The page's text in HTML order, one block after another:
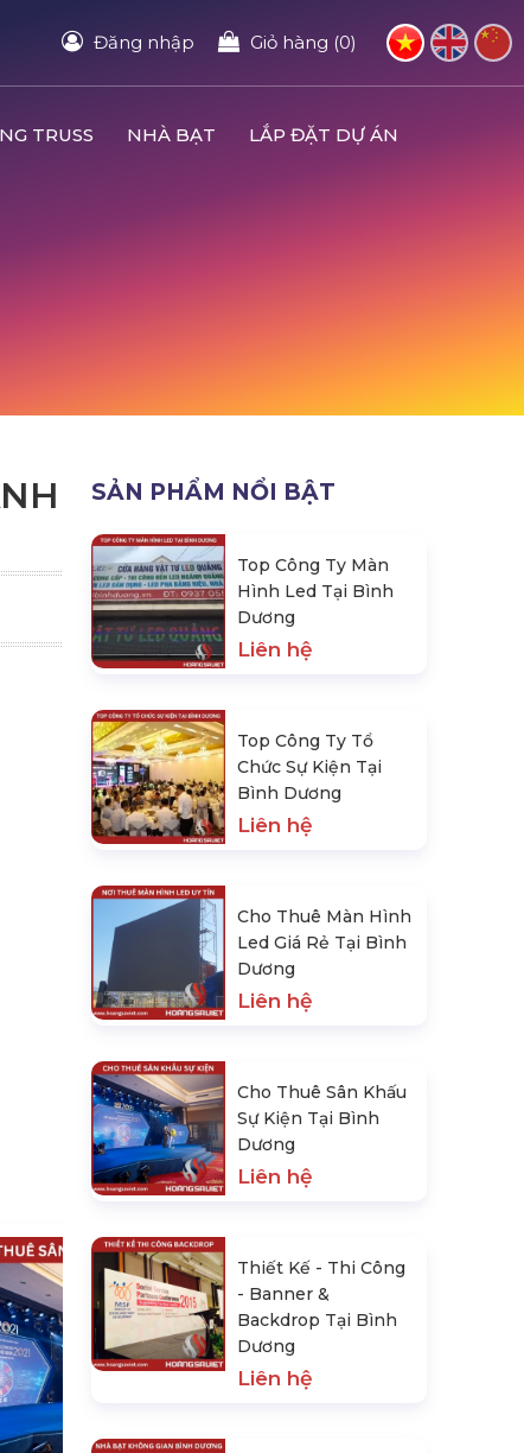
Đăng nhập Giỏ hàng (0)
TRUSS NHÀ BẠT
LẮP ĐẶT DỰ ÁN
SẢN PHẨM NỔI BẬT
Top Công Ty Màn
Hình Led Tại Bình
Dương
Liên hệ
Top Công Ty Tổ
Chức Sự Kiện Tại
Bình Dương
Liên hệ
Cho Thuê Màn Hình
Led Giá Rẻ Tại Bình
Dương
Liên hệ
Cho Thuê Sân Khấu
Sự Kiện Tại Bình
Dương
Liên hệ
Thiết Kế - Thi Công
- Banner &
Backdrop Tại Bình
Dương
Liên hệ